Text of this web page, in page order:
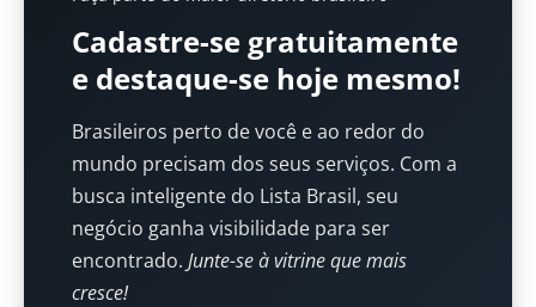
Cadastre-se gratuitamente
e destaque-se hoje mesmo!
Brasileiros perto de você e ao redor do
mundo precisam dos seus serviços. Com a
busca inteligente do Lista Brasil, seu
negócio ganha visibilidade para ser
encontrado. Junte-se à vitrine que mais
cresce!